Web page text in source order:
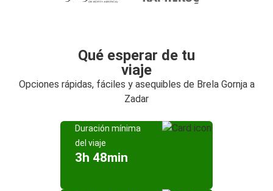
Qué esperar de tu
viaje
Opciones rápidas, fáciles y asequibles de Brela Gornja a
Zadar
Duración mínima
del viaje
3h 48min